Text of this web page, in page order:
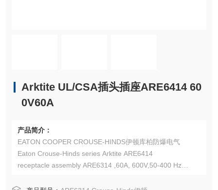
Arktite UL/CSA插头插座ARE6414 60
0V60A
产品简介：
EATON COOPER CROUSE-HINDS伊顿库柏防爆电气
Eaton Crouse-Hinds series Arktite ARE6414
receptacle assembly ARE6314 ,60A, 600V,50-400 Hz